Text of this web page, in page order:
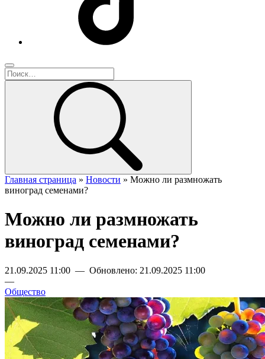
Главная страница » Новости » Можно ли размножать
виноград семенами?
Можно ли размножать
виноград семенами?
21.09.2025 11:00 — Обновлено: 21.09.2025 11:00
—
Общество